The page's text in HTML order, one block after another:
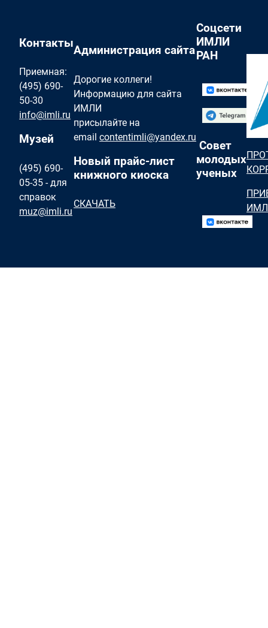
Контакты
Приемная:
(495) 690-
50-30
info@imli.ru
Музей
(495) 690-
05-35 - для
справок
muz@imli.ru
Администрация сайта
Дорогие коллеги!
Информацию для сайта
ИМЛИ
присылайте на
email contentimli@yandex.ru
Новый прайс-лист
книжного киоска
СКАЧАТЬ
Соцсети
ИМЛИ
РАН
Совет
молодых
ученых